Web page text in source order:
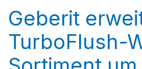
Geberit
TurboFlush-